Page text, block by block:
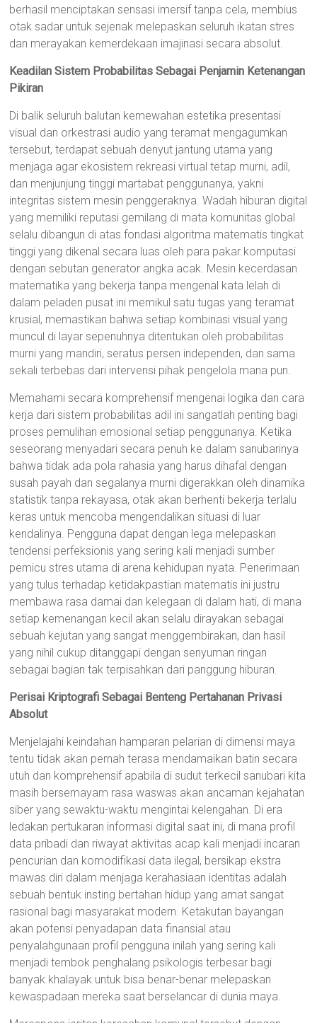
berhasil menciptakan sensasi imersif tanpa cela, membius
otak sadar untuk sejenak melepaskan seluruh ikatan stres
dan merayakan kemerdekaan imajinasi secara absolut.
Keadilan Sistem Probabilitas Sebagai Penjamin Ketenangan
Pikiran
Di balik seluruh balutan kemewahan estetika presentasi
visual dan orkestrasi audio yang teramat mengagumkan
tersebut, terdapat sebuah denyut jantung utama yang
menjaga agar ekosistem rekreasi virtual tetap murni, adil,
dan menjunjung tinggi martabat penggunanya, yakni
integritas sistem mesin penggeraknya. Wadah hiburan digital
yang memiliki reputasi gemilang di mata komunitas global
selalu dibangun di atas fondasi algoritma matematis tingkat
tinggi yang dikenal secara luas oleh para pakar komputasi
dengan sebutan generator angka acak. Mesin kecerdasan
matematika yang bekerja tanpa mengenal kata lelah di
dalam peladen pusat ini memikul satu tugas yang teramat
krusial, memastikan bahwa setiap kombinasi visual yang
muncul di layar sepenuhnya ditentukan oleh probabilitas
murni yang mandiri, seratus persen independen, dan sama
sekali terbebas dari intervensi pihak pengelola mana pun.
Memahami secara komprehensif mengenai logika dan cara
kerja dari sistem probabilitas adil ini sangatlah penting bagi
proses pemulihan emosional setiap penggunanya. Ketika
seseorang menyadari secara penuh ke dalam sanubarinya
bahwa tidak ada pola rahasia yang harus dihafal dengan
susah payah dan segalanya murni digerakkan oleh dinamika
statistik tanpa rekayasa, otak akan berhenti bekerja terlalu
keras untuk mencoba mengendalikan situasi di luar
kendalinya. Pengguna dapat dengan lega melepaskan
tendensi perfeksionis yang sering kali menjadi sumber
pemicu stres utama di arena kehidupan nyata. Penerimaan
yang tulus terhadap ketidakpastian matematis ini justru
membawa rasa damai dan kelegaan di dalam hati, di mana
setiap kemenangan kecil akan selalu dirayakan sebagai
sebuah kejutan yang sangat menggembirakan, dan hasil
yang nihil cukup ditanggapi dengan senyuman ringan
sebagai bagian tak terpisahkan dari panggung hiburan.
Perisai Kriptografi Sebagai Benteng Pertahanan Privasi
Absolut
Menjelajahi keindahan hamparan pelarian di dimensi maya
tentu tidak akan pernah terasa mendamaikan batin secara
utuh dan komprehensif apabila di sudut terkecil sanubari kita
masih bersemayam rasa waswas akan ancaman kejahatan
siber yang sewaktu-waktu mengintai kelengahan. Di era
ledakan pertukaran informasi digital saat ini, di mana profil
data pribadi dan riwayat aktivitas acap kali menjadi incaran
pencurian dan komodifikasi data ilegal, bersikap ekstra
mawas diri dalam menjaga kerahasiaan identitas adalah
sebuah bentuk insting bertahan hidup yang amat sangat
rasional bagi masyarakat modern. Ketakutan bayangan
akan potensi penyadapan data finansial atau
penyalahgunaan profil pengguna inilah yang sering kali
menjadi tembok penghalang psikologis terbesar bagi
banyak khalayak untuk bisa benar-benar melepaskan
kewaspadaan mereka saat berselancar di dunia maya.